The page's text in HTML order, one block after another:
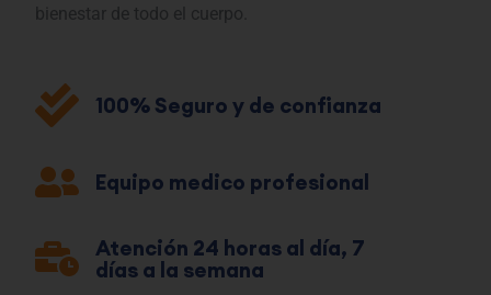
bienestar de todo el cuerpo.
100% Seguro y de confianza
Equipo medico profesional
Atención 24 horas al día, 7
días a la semana